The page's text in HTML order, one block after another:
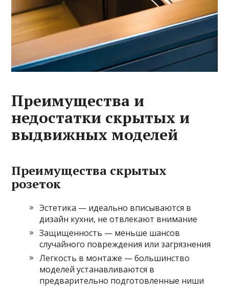
Преимущества и
недостатки скрытых и
выдвижных моделей
Преимущества скрытых
розеток
Эстетика — идеально вписываются в
дизайн кухни, не отвлекают внимание
Защищенность — меньше шансов
случайного повреждения или загрязнения
Легкость в монтаже — большинство
моделей устанавливаются в
предварительно подготовленные ниши